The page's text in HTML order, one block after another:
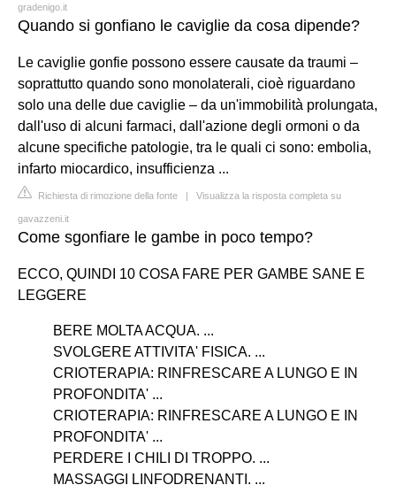
gradenigo.it
Quando si gonfiano le caviglie da cosa dipende?
Le caviglie gonfie possono essere causate da traumi –
soprattutto quando sono monolaterali, cioè riguardano
solo una delle due caviglie – da un'immobilità prolungata,
dall'uso di alcuni farmaci, dall'azione degli ormoni o da
alcune specifiche patologie, tra le quali ci sono: embolia,
infarto miocardico, insufficienza ...
Richiesta di rimozione della fonte | Visualizza la risposta completa su
gavazzeni.it
Come sgonfiare le gambe in poco tempo?
ECCO, QUINDI 10 COSA FARE PER GAMBE SANE E
LEGGERE
BERE MOLTA ACQUA. ...
SVOLGERE ATTIVITA' FISICA. ...
CRIOTERAPIA: RINFRESCARE A LUNGO E IN
PROFONDITA' ...
CRIOTERAPIA: RINFRESCARE A LUNGO E IN
PROFONDITA' ...
PERDERE I CHILI DI TROPPO. ...
MASSAGGI LINFODRENANTI. ...